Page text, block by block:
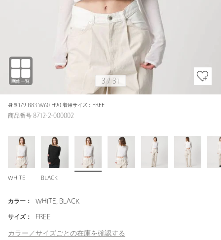
身長179 B83 W60 H90 着用サイズ：FREE
3/ 31
商品番号 8712-2-000002
WHITE BLACK
カラー： WHITE, BLACK
サイズ： FREE
カラー／サイズごとの在庫を確認する
WHITE